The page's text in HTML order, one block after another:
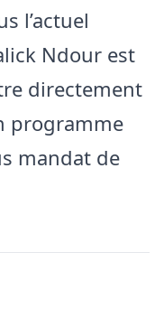
l’actuel
Ndour est
directement
programme
mandat de